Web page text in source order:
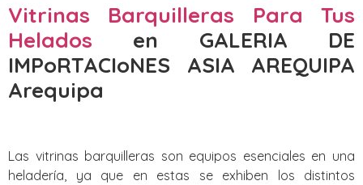
Vitrinas Barquilleras Para Tus
Helados en GALERIA DE
IMPoRTACIoNES ASIA AREQUIPA
Arequipa
Las vitrinas barquilleras son equipos esenciales en una
heladería, ya que en estas se exhiben los distintos